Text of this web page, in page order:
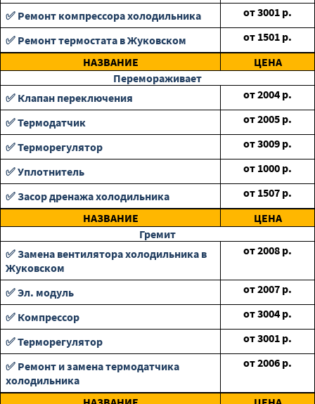
✅ Ремонт компрессора холодильника
от3001 р.
✅ Ремонт термостата в Жуковском
от 1501 р.
НАЗВАНИЕ
ЦЕНА
Перемораживает
✅ Клапан переключения
от2004 р.
✅ Термодатчик
от2005 р.
✅ Терморегулятор
от3009 р.
✅ Уплотнитель
от 1000 р.
✅ Засор дренажа холодильника
от 1507 р.
НАЗВАНИЕ
ЦЕНА
Гремит
✅ Замена вентилятора холодильника в
Жуковском
от2008 р.
✅ Эл. модуль от2007 р.
✅ Компрессор
от3004 р.
✅ Терморегулятор
от3001 р.
✅ Ремонт и замена термодатчика
холодильника
от2006 р.